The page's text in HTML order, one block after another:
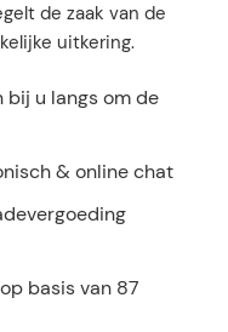
de zaak van de
uitkering.
bij u langs om de
& online chat
basis van 87